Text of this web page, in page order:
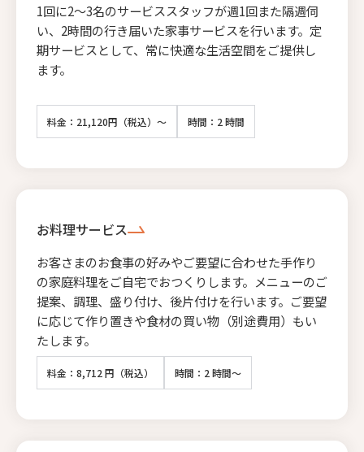
1回に2〜3名のサービススタッフが週1回また隔週伺
い、2時間の行き届いた家事サービスを行います。定
期サービスとして、常に快適な生活空間をご提供し
ます。
料金：21,120円（税込）～ 時間：2 時間
お料理サービス
お客さまのお食事の好みやご要望に合わせた手作り
の家庭料理をご自宅でおつくりします。メニューのご
提案、調理、盛り付け、後片付けを行います。ご要望
に応じて作り置きや食材の買い物（別途費用）もい
たします。
料金：8,712 円（税込） 時間：2 時間～